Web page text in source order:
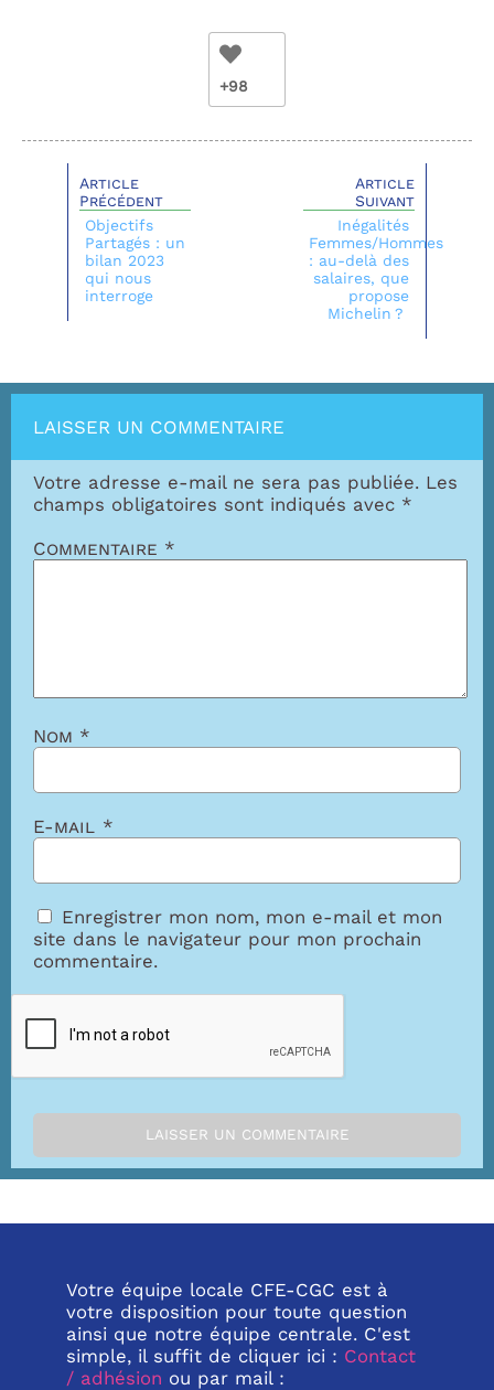
+98
Article
Précédent
Objectifs
Partagés : un
bilan 2023
qui nous
interroge
Article
Suivant
Inégalités
Femmes/Hommes
: au-delà des
salaires, que
propose
Michelin ?
LAISSER UN COMMENTAIRE
Votre adresse e-mail ne sera pas publiée. Les
champs obligatoires sont indiqués avec *
Commentaire *
Nom *
E-mail *
Enregistrer mon nom, mon e-mail et mon
site dans le navigateur pour mon prochain
commentaire.
Votre équipe locale CFE-CGC est à
votre disposition pour toute question
ainsi que notre équipe centrale. C'est
simple, il suffit de cliquer ici : Contact
/ adhésion ou par mail :